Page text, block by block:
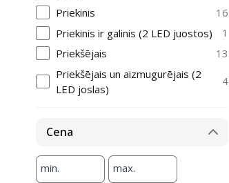
Priekinis
16
Priekinis ir galinis (2 LED juostos)
1
Priekšējais
13
Priekšējais un aizmugurējais (2
LED joslas)
4
Cena
min. max.